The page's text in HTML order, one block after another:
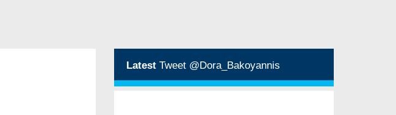
Latest Tweet @Dora_Bakoyannis